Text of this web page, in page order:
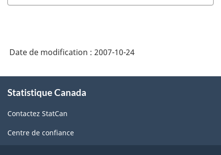
Date de modification : 2007-10-24
propos
ce
site
Statistique Canada
Contactez StatCan
Centre de confiance